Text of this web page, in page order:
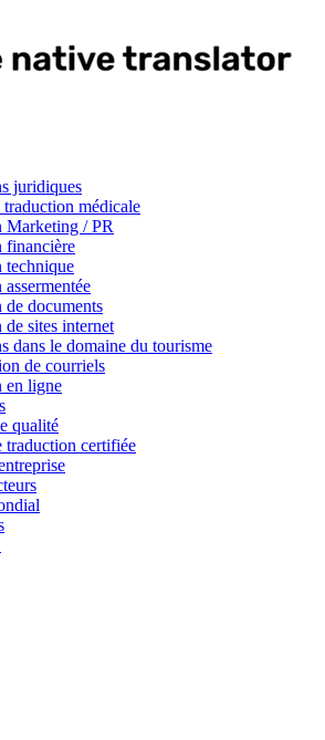
juridiques
traduction médicale
Marketing / PR
financière
technique
de documents
sites internet
dans le domaine du tourisme
de courriels
en ligne
qualité
traduction certifiée